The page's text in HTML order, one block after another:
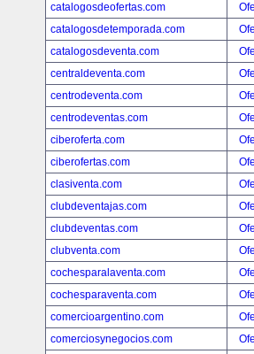
catalogosdeofertas.com
catalogosdetemporada.com
catalogosdeventa.com
centraldeventa.com
centrodeventa.com
centrodeventas.com
ciberoferta.com
ciberofertas.com
clasiventa.com
clubdeventajas.com
clubdeventas.com
clubventa.com
cochesparalaventa.com
cochesparaventa.com
comercioargentino.com
comerciosynegocios.com